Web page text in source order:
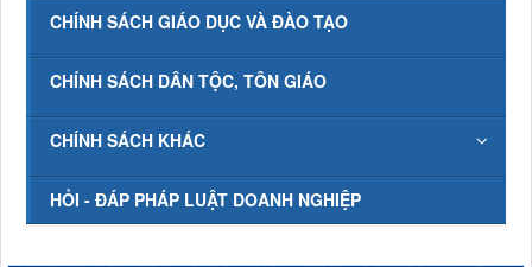
CHÍNH SÁCH GIÁO DỤC VÀ ĐÀO TẠO
CHÍNH SÁCH DÂN TỘC, TÔN GIÁO
CHÍNH SÁCH KHÁC
HỎI - ĐÁP PHÁP LUẬT DOANH NGHIỆP